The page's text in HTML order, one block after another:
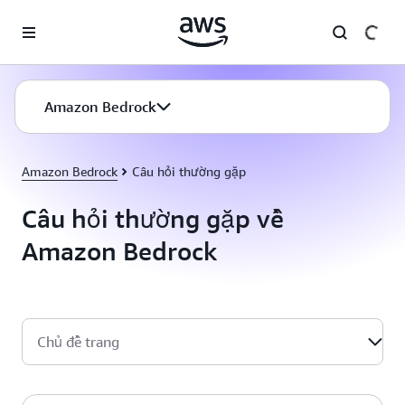
Amazon Bedrock
Amazon Bedrock Câu hỏi thường gặp
Câu hỏi thường gặp về
Amazon Bedrock
Chủ đề trang